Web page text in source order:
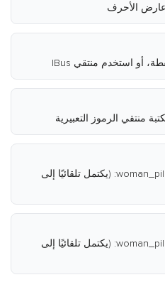
منتقي الرموز التعبيرية
اكتب :woman_pilot_light_skin_tone: (يكتمل تلقائيًا إلى
اكتب :woman_pilot_light_skin_tone: (يكتمل تلقائيًا إلى